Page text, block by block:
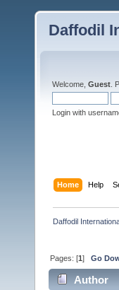
Daffodil
Welcome, Guest .
Login with
Home Help
Daffodil
Pages: [1]Go
Author